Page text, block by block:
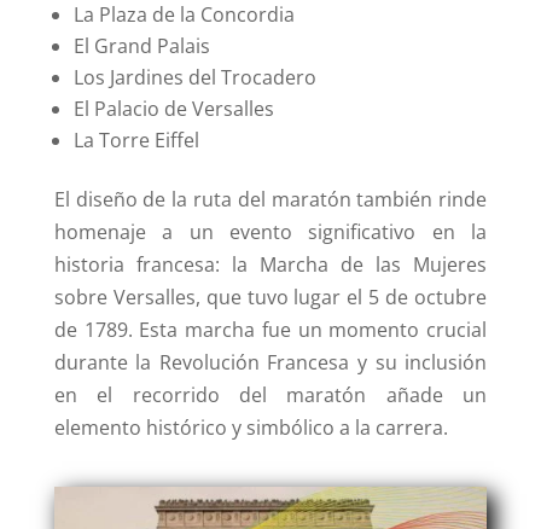
La Plaza de la Concordia
El Grand Palais
Los Jardines del Trocadero
El Palacio de Versalles
La Torre Eiffel
El diseño de la ruta del maratón también rinde
homenaje a un evento significativo en la
historia francesa: la Marcha de las Mujeres
sobre Versalles, que tuvo lugar el 5 de octubre
de 1789. Esta marcha fue un momento crucial
durante la Revolución Francesa y su inclusión
en el recorrido del maratón añade un
elemento histórico y simbólico a la carrera.